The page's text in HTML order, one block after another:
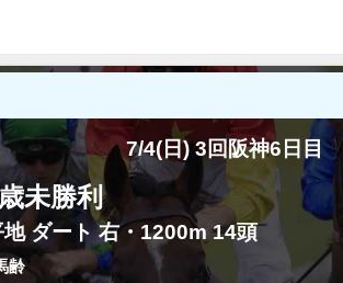
7/4(日) 3回阪神6日目
未勝利
地 ダート 右・1200m 14頭
齢